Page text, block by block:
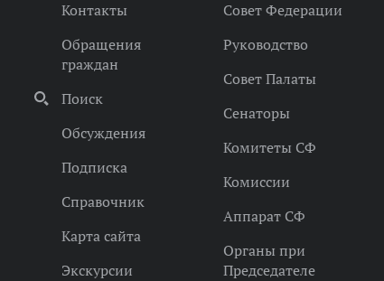
Контакты
Обращения
граждан
Поиск
Обсуждения
Подписка
Справочник
Карта сайта
Экскурсии
Совет Федерации
Руководство
Совет Палаты
Сенаторы
Комитеты СФ
Комиссии
Аппарат СФ
Органы при
Председателе